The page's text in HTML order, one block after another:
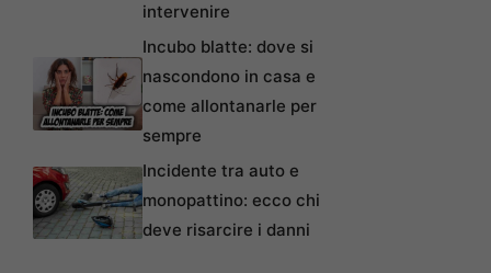
intervenire
Incubo blatte: dove si
nascondono in casa e
come allontanarle per
sempre
Incidente tra auto e
monopattino: ecco chi
deve risarcire i danni